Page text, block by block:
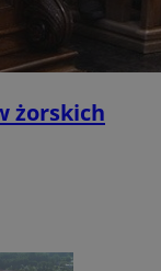
żorskich